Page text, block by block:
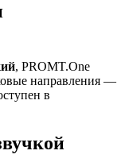
, PROMT.One
направления —
в